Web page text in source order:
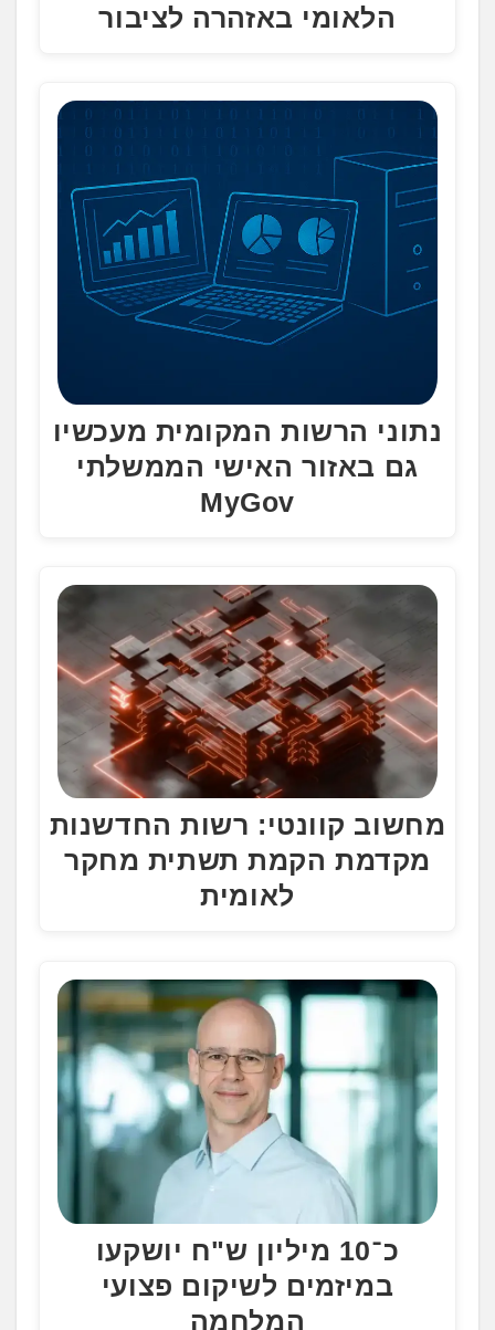
הלאומי באזהרה לציבור
נתוני הרשות המקומית מעכשיו
גם באזור האישי הממשלתי
MyGov
מחשוב קוונטי: רשות החדשנות
מקדמת הקמת תשתית מחקר
לאומית
כ־10 מיליון ש"ח יושקעו
במיזמים לשיקום פצועי
המלחמה